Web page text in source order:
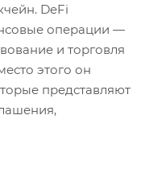
DeFi
операции —
и торговля
этого он
представляют